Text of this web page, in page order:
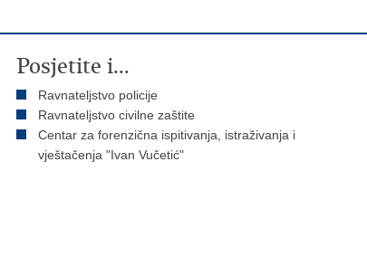
Posjetite i...
Ravnateljstvo policije
Ravnateljstvo civilne zaštite
Centar za forenzična ispitivanja, istraživanja i
vještačenja "Ivan Vučetić"